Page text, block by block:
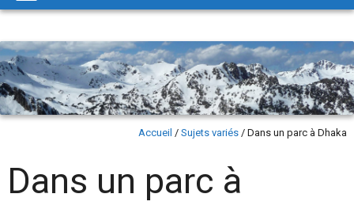
Accueil /Sujets variés /Dans un parc à Dhaka
Dans un parc à